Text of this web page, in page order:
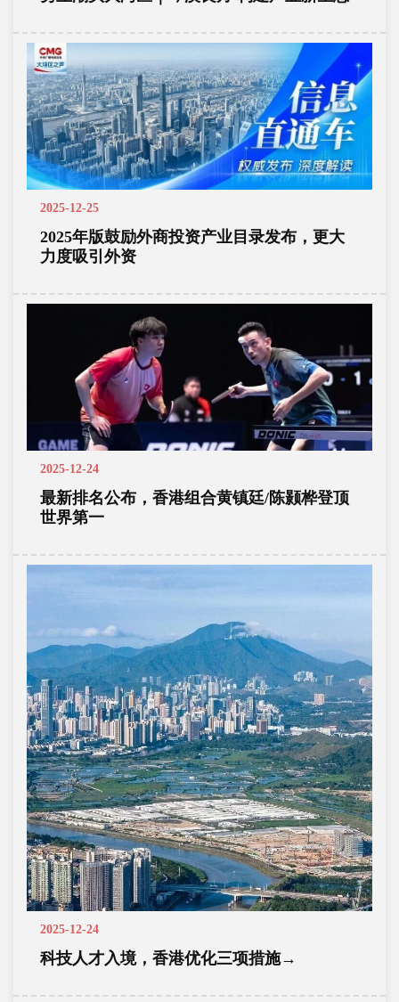
2025-12-25
2025年版鼓励外商投资产业目录发布，更大
力度吸引外资
2025-12-24
最新排名公布，香港组合黄镇廷/陈颢桦登顶
世界第一
2025-12-24
科技人才入境，香港优化三项措施→